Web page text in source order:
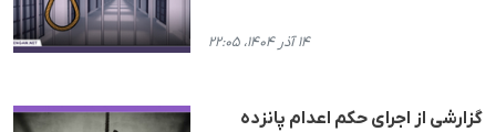
۱۴ آذر ۱۴۰۴، ۲۲:۰۵
گزارشی از اجرای حکم اعدام پانزده